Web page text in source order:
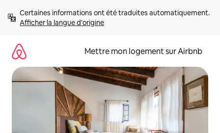
directement
Afficher la langue d'origine
Mettre mon logement sur Airbnb